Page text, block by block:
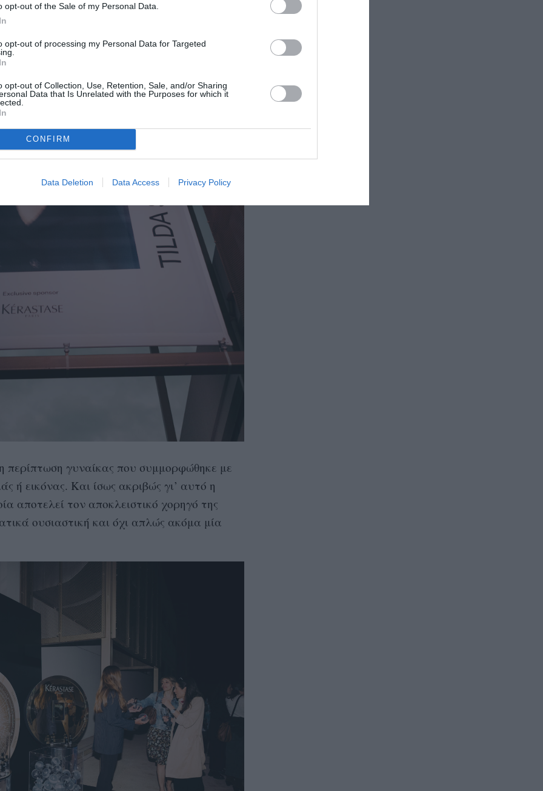
opt-out of the Sale of my Personal Data.
opt-out of processing my Personal Data for Targeted
opt-out of Collection, Use, Retention, Sale, and/or Sharing
Data that Is Unrelated with the Purposes for which it
CONFIRM
Data Deletion Data Access Privacy Policy
περίπτωση γυναίκας που συμμορφώθηκε με
ή εικόνας. Και ίσως ακριβώς γι’ αυτό η
αποτελεί τον αποκλειστικό χορηγό της
ουσιαστική και όχι απλώς ακόμα μία